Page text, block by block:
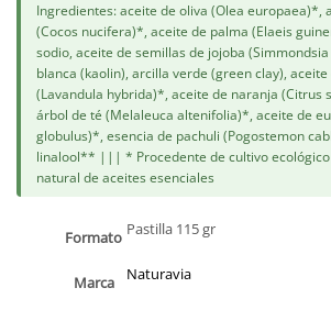
Ingredientes: aceite de oliva (Olea europaea)*,
(Cocos nucifera)*, aceite de palma (Elaeis
sodio, aceite de semillas de jojoba
blanca (kaolin), arcilla verde (green clay),
(Lavandula hybrida)*, aceite de naranja (Citrus
árbol de té (Melaleuca altenifolia)*, aceite de
globulus)*, esencia de pachuli (Pogostemon
linalool** ||| * Procedente de cultivo
natural de aceites esenciales
Formato Pastilla 115 gr
Marca Naturavia